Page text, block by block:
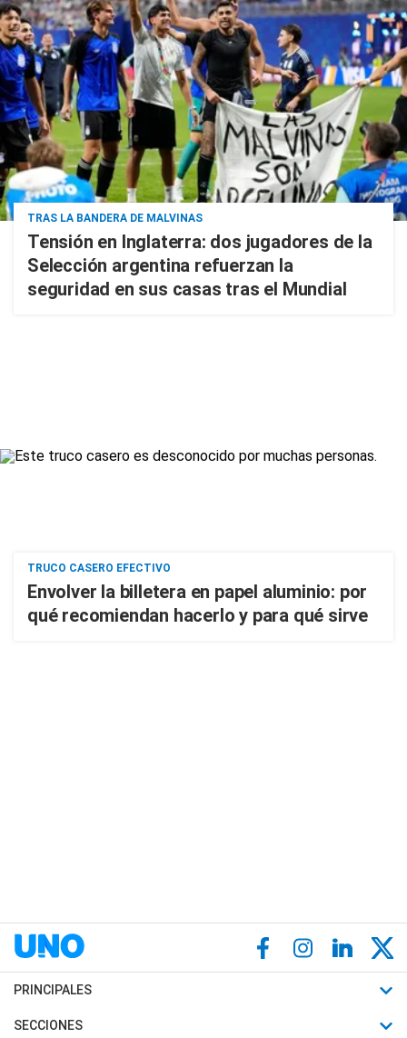
TRAS LA BANDERA DE MALVINAS
Tensión en Inglaterra: dos jugadores de la
Selección argentina refuerzan la
seguridad en sus casas tras el Mundial
TRUCO CASERO EFECTIVO
Envolver la billetera en papel aluminio: por
qué recomiendan hacerlo y para qué sirve
PRINCIPALES
Últimas Noticias
SECCIONES